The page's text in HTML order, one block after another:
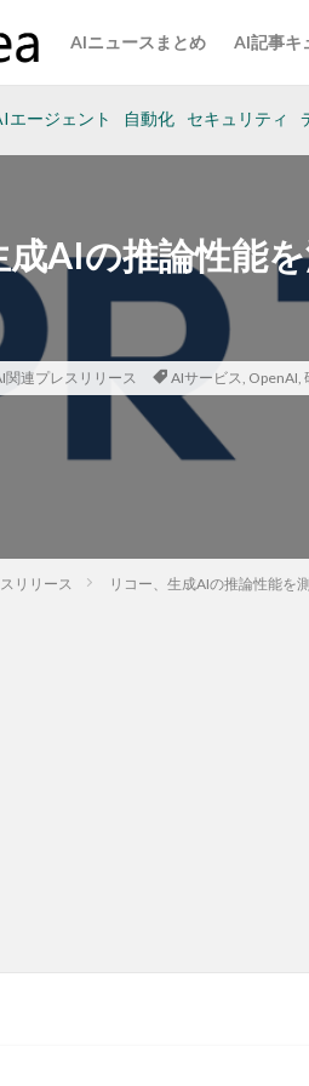
AIニュースまとめ AI記事キ
エージェント 自動化 セキュリティ
成AIの推論性能
関連プレスリリース AIサービス, OpenAI,
リリース リコー、生成AIの推論性能を